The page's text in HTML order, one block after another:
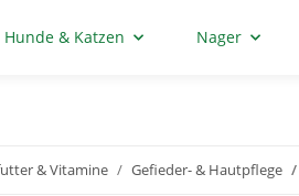
Hunde & Katzen Nager
& Vitamine Gefieder- & Hautpflege